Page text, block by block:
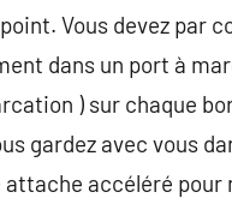
Vous devez par
dans un port à
) sur chaque
gardez avec vous
attache accéléré